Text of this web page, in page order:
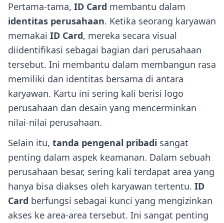
Pertama-tama, ID Card membantu dalam
identitas perusahaan. Ketika seorang karyawan
memakai ID Card, mereka secara visual
diidentifikasi sebagai bagian dari perusahaan
tersebut. Ini membantu dalam membangun rasa
memiliki dan identitas bersama di antara
karyawan. Kartu ini sering kali berisi logo
perusahaan dan desain yang mencerminkan
nilai-nilai perusahaan.
Selain itu, tanda pengenal pribadi sangat
penting dalam aspek keamanan. Dalam sebuah
perusahaan besar, sering kali terdapat area yang
hanya bisa diakses oleh karyawan tertentu. ID
Card berfungsi sebagai kunci yang mengizinkan
akses ke area-area tersebut. Ini sangat penting